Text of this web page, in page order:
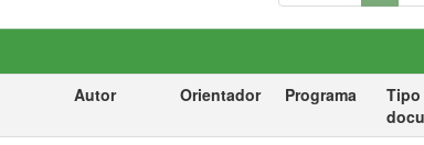
Autor Orientador Programa
Tipo